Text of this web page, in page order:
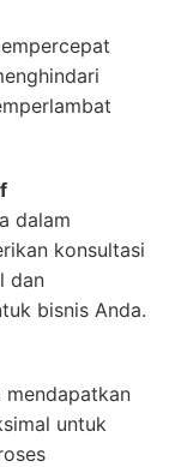
dalam
konsultasi
dan
bisnis Anda.
mendapatkan
untuk